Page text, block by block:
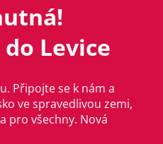
Levice
Připojte se k nám a
ve spravedlivou zemi,
pro všechny. Nová